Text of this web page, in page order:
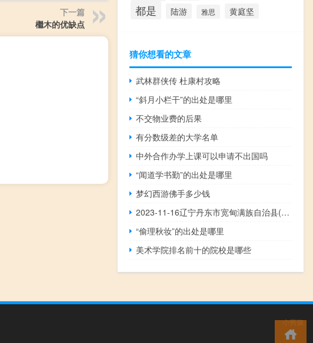
下一篇
檵木的优缺点
都是 陆游 雅思 黄庭坚
猜你想看的文章
武林群侠传 杜康村攻略
“斜月小栏干”的出处是哪里
不交物业费的后果
有分数级差的大学名单
中外合作办学上课可以申请不出国吗
“闻道学书勤”的出处是哪里
梦幻西游佛手多少钱
2023-11-16辽宁丹东市宽甸满族自治县(大球盖菇)的报价是多少
“偷理秋妆”的出处是哪里
美术学院排名前十的院校是哪些
小男孩